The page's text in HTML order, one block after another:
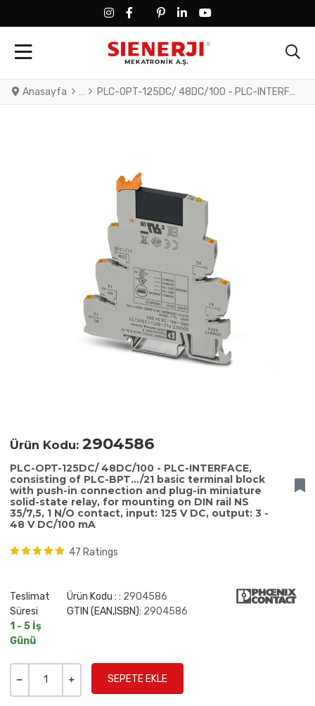
FACEBOOK SOCIAL LINK
FACEBOOK SOCIAL LINK
TWITTER SOCIAL LINK
PINTEREST SOCIAL LINK
LINKEDIN SOCIAL LINK
YOUTUBE SOCIAL LINK
Anasayfa PLC-OPT-125DC/ 48DC/100 - PLC-INTERFACE, consisting of PLC-BPT.../21 basic terminal block with push-in connection and plug-in miniature solid-state relay, for mounting on DIN rail NS 35/7,5, 1 N/O contact, input: 125 V DC, output: 3 - 48 V DC/100 mA
Ürün Kodu: 2904586
PLC-OPT-125DC/ 48DC/100 - PLC-INTERFACE,
consisting of PLC-BPT.../21 basic terminal block
with push-in connection and plug-in miniature
solid-state relay, for mounting on DIN rail NS
35/7,5, 1 N/O contact, input: 125 V DC, output: 3 -
48 V DC/100 mA
47 Ratings
Teslimat
Süresi
1 - 5 İş
Günü
Ürün Kodu : : 2904586
GTIN (EAN,ISBN): 2904586